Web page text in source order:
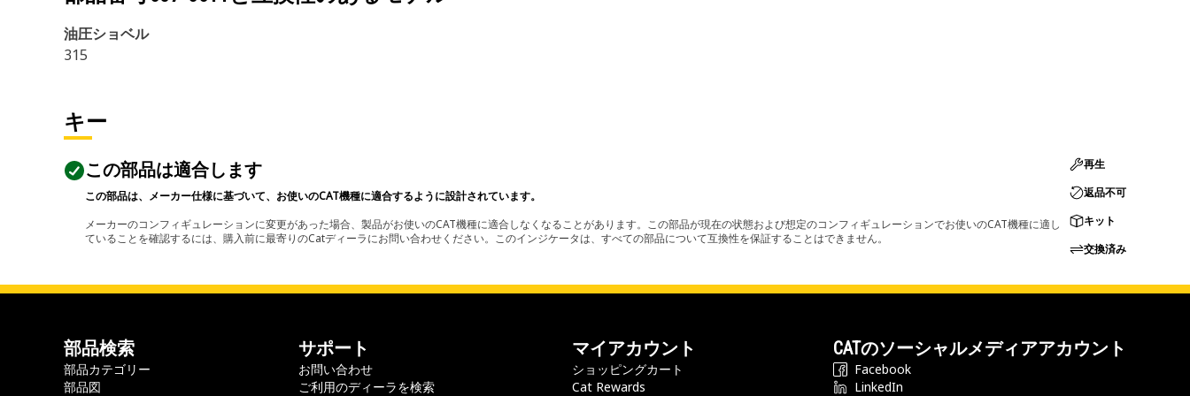
油圧ショベル
315
キー
この部品は適合します
この部品は、メーカー仕様に基づいて、お使いのCAT機種に適合するように設計されています。
メーカーのコンフィギュレーションに変更があった場合、製品がお使いのCAT機種に適合しなくなることがあります。この部品が現在の状態および想定のコンフィギュレーションでお使いのCAT機種に適し
ていることを確認するには、購入前に最寄りのCatディーラにお問い合わせください。このインジケータは、すべての部品について互換性を保証することはできません。
再生
返品不可
キット
交換済み
部品検索
部品カテゴリー
部品図
サポート
お問い合わせ
ご利用のディーラを検索
マイアカウント
ショッピングカート
Cat Rewards
CATのソーシャルメディアアカウント
Facebook
LinkedIn